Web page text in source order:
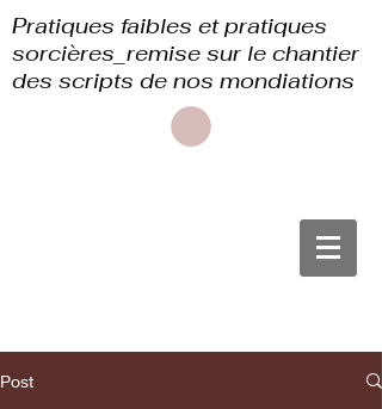
Pratiques faibles et pratiques
sorcières_remise sur le chantier
des scripts de nos mondiations
Post